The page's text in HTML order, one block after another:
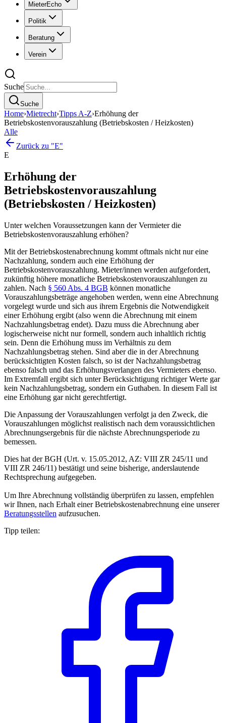
MieterEcho
Politik
Beratung
Verein
Suche
Suche
Home›Mietrecht›Tipps A-Z›Erhöhung der
Betriebskostenvorauszahlung (Betriebskosten / Heizkosten)
Alle
Zurück zu "E"
E
Erhöhung der
Betriebskostenvorauszahlung
(Betriebskosten / Heizkosten)
Unter welchen Voraussetzungen kann der Vermieter die
Betriebskostenvorauszahlung erhöhen?
Mit der Betriebskostenabrechnung kommt oftmals nicht nur eine
Nachzahlung, sondern auch eine Erhöhung der
Betriebskostenvorauszahlung. Mieter/innen werden aufgefordert,
zukünftig höhere monatliche Betriebskostenvorauszahlungen zu
zahlen. Nach § 560 Abs. 4 BGB können monatliche
Vorauszahlungsbeträge angehoben werden, wenn eine Abrechnung
vorgelegt wurde und sich aus ihrem Ergebnis die Notwendigkeit
einer Erhöhung ergibt (also wenn die Abrechnung mit einem
Nachzahlungsbetrag endet). Dazu muss die Abrechnung aber
logischerweise nicht nur formell, sondern auch inhaltlich richtig
sein. Denn die Erhöhung muss im Verhältnis zu dem
Nachzahlungsbetrag stehen. Sind aber die in der Abrechnung
berücksichtigten Kosten falsch, so ist der Nachzahlungsbetrag
ebenso falsch und das Erhöhungsverlangen des Vermieters ebenso.
Im Extremfall ergibt sich unter Berücksichtigung richtiger Werte gar
kein Nachzahlungsbetrag, sondern ein Guthaben. In diesem Fall ist
eine Erhöhung gar nicht gerechtfertigt.
Die Anpassung der Vorauszahlungen verfolgt ja den Zweck, die
Vorauszahlungen möglichst realistisch nach dem voraussichtlichen
Abrechnungsergebnis für die nächste Abrechnungsperiode zu
bemessen.
Dies hat der BGH (Urt. v. 15.05.2012, AZ: VIII ZR 245/11 und
VIII ZR 246/11) bestätigt und seine bisherige, anderslautende
Rechtsprechung aufgegeben.
Um Ihre Abrechnung vollständig überprüfen zu lassen, empfehlen
wir Ihnen, nach Erhalt einer Betriebskostenabrechnung eine unserer
Beratungsstellen aufzusuchen.
Tipp teilen: